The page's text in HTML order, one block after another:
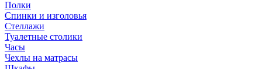
Полки
Спинки и изголовья
Стеллажи
Туалетные столики
Часы
Чехлы на матрасы